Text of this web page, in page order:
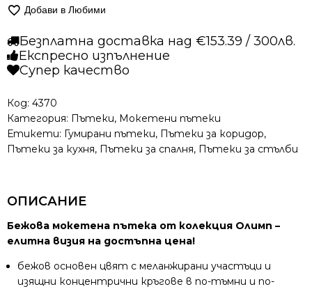
пътека
Олимп
2425
Бежов
Добави в Любими
Безплатна доставка над €153.39 / 300лв.
Експресно изпълнение
Супер качество
Код: 4370
Категория: Пътеки, Мокетени пътеки
Етикети: Гумирани пътеки, Пътеки за коридор,
Пътеки за кухня, Пътеки за спалня, Пътеки за стълби
ОПИСАНИЕ
Бежова мокетена пътека от колекция Олимп –
елитна визия на достъпна цена!
бежов основен цвят с меланжирани участъци и
изящни концентрични кръгове в по-тъмни и по-